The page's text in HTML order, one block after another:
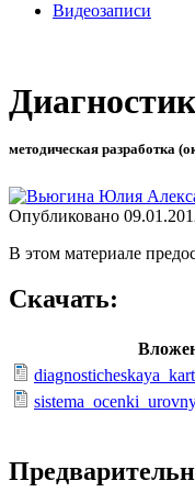
Видеозаписи
методическая разработка
Опубликовано
В этом материале
Скачать: